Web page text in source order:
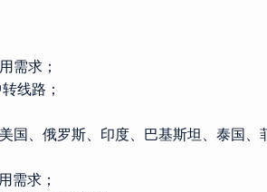
需求；
线路；
国、俄罗斯、印度、巴基斯坦、泰国
需求；